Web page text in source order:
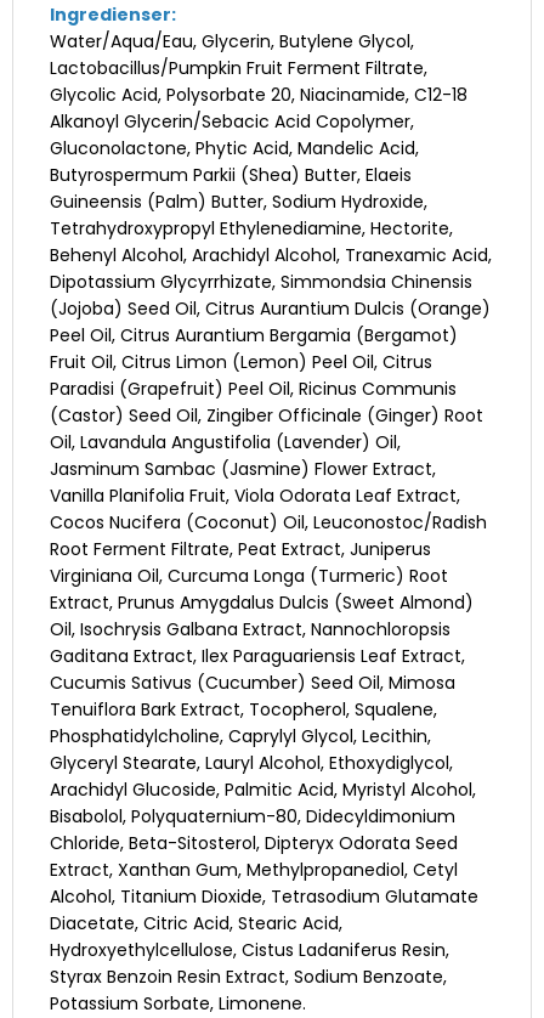
Ingredienser:
Water/Aqua/Eau, Glycerin, Butylene Glycol,
Lactobacillus/Pumpkin Fruit Ferment Filtrate,
Glycolic Acid, Polysorbate 20, Niacinamide, C12-18
Alkanoyl Glycerin/Sebacic Acid Copolymer,
Gluconolactone, Phytic Acid, Mandelic Acid,
Butyrospermum Parkii (Shea) Butter, Elaeis
Guineensis (Palm) Butter, Sodium Hydroxide,
Tetrahydroxypropyl Ethylenediamine, Hectorite,
Behenyl Alcohol, Arachidyl Alcohol, Tranexamic Acid,
Dipotassium Glycyrrhizate, Simmondsia Chinensis
(Jojoba) Seed Oil, Citrus Aurantium Dulcis (Orange)
Peel Oil, Citrus Aurantium Bergamia (Bergamot)
Fruit Oil, Citrus Limon (Lemon) Peel Oil, Citrus
Paradisi (Grapefruit) Peel Oil, Ricinus Communis
(Castor) Seed Oil, Zingiber Officinale (Ginger) Root
Oil, Lavandula Angustifolia (Lavender) Oil,
Jasminum Sambac (Jasmine) Flower Extract,
Vanilla Planifolia Fruit, Viola Odorata Leaf Extract,
Cocos Nucifera (Coconut) Oil, Leuconostoc/Radish
Root Ferment Filtrate, Peat Extract, Juniperus
Virginiana Oil, Curcuma Longa (Turmeric) Root
Extract, Prunus Amygdalus Dulcis (Sweet Almond)
Oil, Isochrysis Galbana Extract, Nannochloropsis
Gaditana Extract, Ilex Paraguariensis Leaf Extract,
Cucumis Sativus (Cucumber) Seed Oil, Mimosa
Tenuiflora Bark Extract, Tocopherol, Squalene,
Phosphatidylcholine, Caprylyl Glycol, Lecithin,
Glyceryl Stearate, Lauryl Alcohol, Ethoxydiglycol,
Arachidyl Glucoside, Palmitic Acid, Myristyl Alcohol,
Bisabolol, Polyquaternium-80, Didecyldimonium
Chloride, Beta-Sitosterol, Dipteryx Odorata Seed
Extract, Xanthan Gum, Methylpropanediol, Cetyl
Alcohol, Titanium Dioxide, Tetrasodium Glutamate
Diacetate, Citric Acid, Stearic Acid,
Hydroxyethylcellulose, Cistus Ladaniferus Resin,
Styrax Benzoin Resin Extract, Sodium Benzoate,
Potassium Sorbate, Limonene.